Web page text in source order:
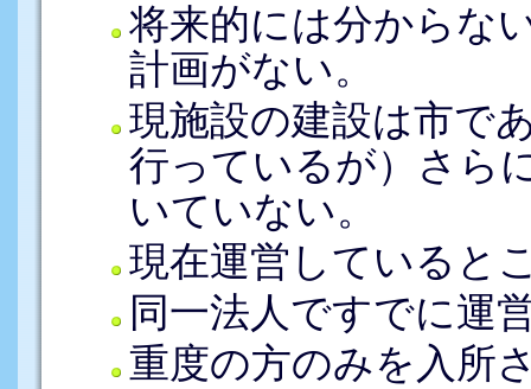
将来的には分からな
計画がない。
現施設の建設は市で
行っているが）さら
いていない。
現在運営していると
同一法人ですでに運
重度の方のみを入所